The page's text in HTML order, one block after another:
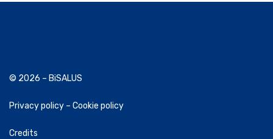
© 2026 – BiSALUS
Privacy policy – Cookie policy
Credits